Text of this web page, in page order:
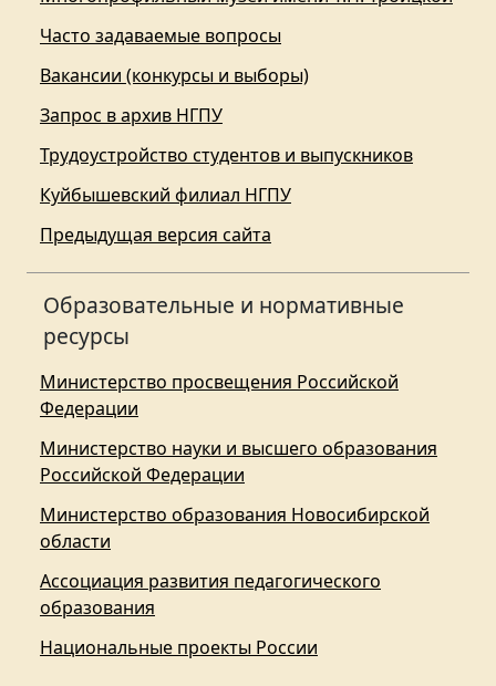
Часто задаваемые вопросы
Вакансии (конкурсы и выборы)
Запрос в архив НГПУ
Трудоустройство студентов и выпускников
Куйбышевский филиал НГПУ
Предыдущая версия сайта
Образовательные и нормативные
ресурсы
Министерство просвещения Российской
Федерации
Министерство науки и высшего образования
Российской Федерации
Министерство образования Новосибирской
области
Ассоциация развития педагогического
образования
Национальные проекты России